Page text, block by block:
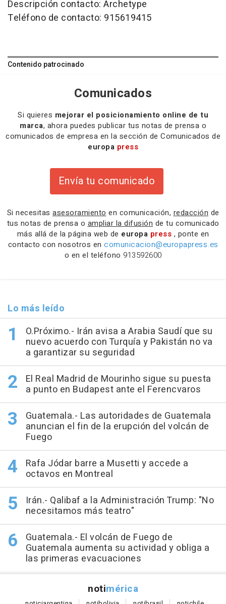
Descripción contacto: Archetype
Teléfono de contacto: 915619415
Contenido patrocinado
Comunicados
Si quieres mejorar el posicionamiento online de tu
marca, ahora puedes publicar tus notas de prensa o
comunicados de empresa en la sección de Comunicados de
europa press
Envía tu comunicado
Si necesitas asesoramiento en comunicación, redacción de
tus notas de prensa o ampliar la difusión de tu comunicado
más allá de la página web de europa press , ponte en
contacto con nosotros en comunicacion@europapress.es
o en el teléfono 913592600
Lo más leído
O.Próximo.- Irán avisa a Arabia Saudí que su
nuevo acuerdo con Turquía y Pakistán no va
a garantizar su seguridad
El Real Madrid de Mourinho sigue su puesta
a punto en Budapest ante el Ferencvaros
Guatemala.- Las autoridades de Guatemala
anuncian el fin de la erupción del volcán de
Fuego
Rafa Jódar barre a Musetti y accede a
octavos en Montreal
Irán.- Qalibaf a la Administración Trump: "No
necesitamos más teatro"
Guatemala.- El volcán de Fuego de
Guatemala aumenta su actividad y obliga a
las primeras evacuaciones
notimérica